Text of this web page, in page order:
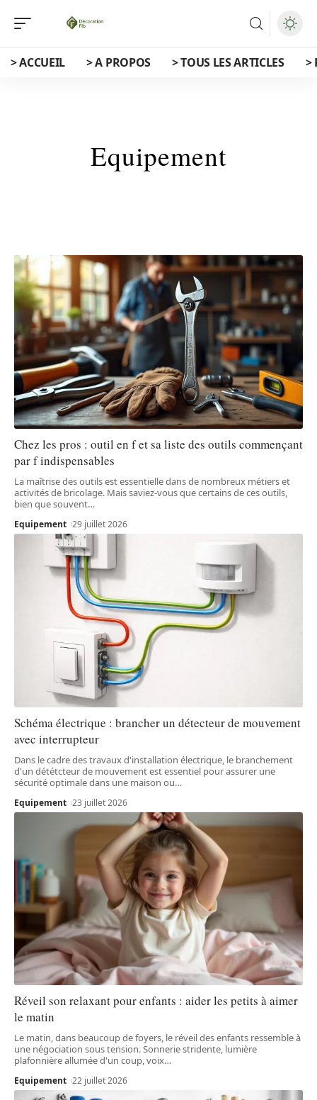
> ACCUEIL > A PROPOS > TOUS LES ARTICLES >
Equipement
Chez les pros : outil en f et sa liste des outils commençant
par f indispensables
La maîtrise des outils est essentielle dans de nombreux métiers et
activités de bricolage. Mais saviez-vous que certains de ces outils,
bien que souvent…
Equipement 29 juillet 2026
Schéma électrique : brancher un détecteur de mouvement
avec interrupteur
Dans le cadre des travaux d'installation électrique, le branchement
d'un dététcteur de mouvement est essentiel pour assurer une
sécurité optimale dans une maison ou…
Equipement 23 juillet 2026
Réveil son relaxant pour enfants : aider les petits à aimer
le matin
Le matin, dans beaucoup de foyers, le réveil des enfants ressemble à
une négociation sous tension. Sonnerie stridente, lumière
plafonnière allumée d'un coup, voix…
Equipement 22 juillet 2026